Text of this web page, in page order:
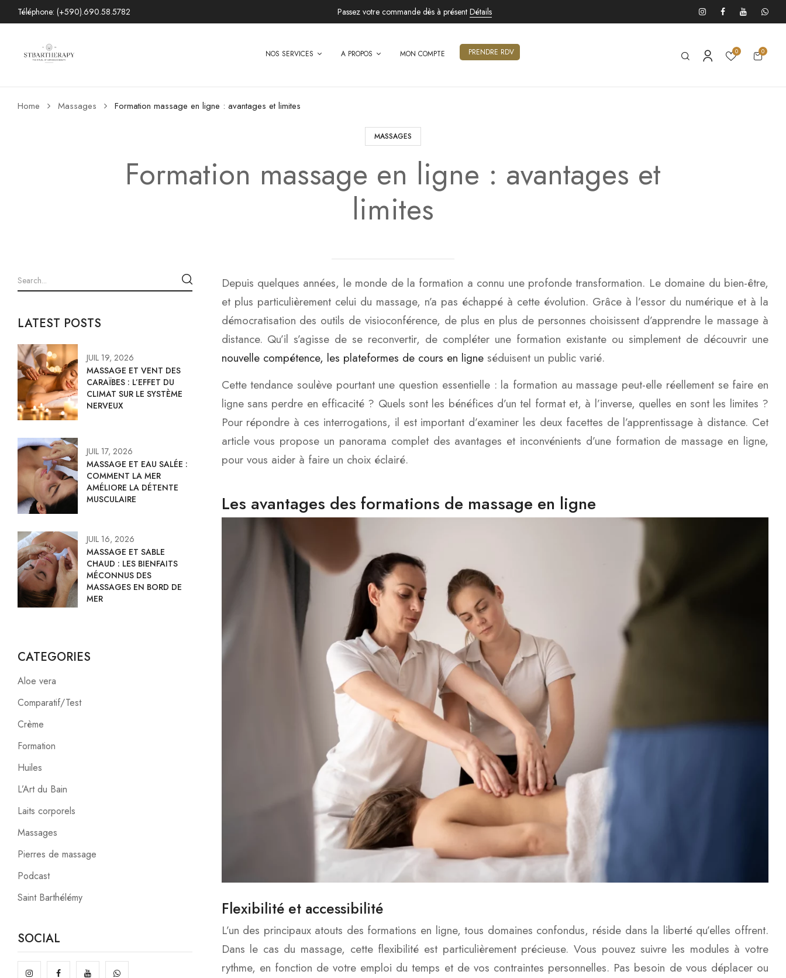
Téléphone: (+590).690.58.5782 Passez votre commande dès à présent Détails
NOS SERVICES A PROPOS MON COMPTE PRENDRE RDV 0 0
Home Massages Formation massage en ligne : avantages et limites
MASSAGES
Formation massage en ligne : avantages et
limites
LATEST POSTS
JUIL 19, 2026
MASSAGE ET VENT DES
CARAÏBES : L’EFFET DU
CLIMAT SUR LE SYSTÈME
NERVEUX
JUIL 17, 2026
MASSAGE ET EAU SALÉE :
COMMENT LA MER
AMÉLIORE LA DÉTENTE
MUSCULAIRE
JUIL 16, 2026
MASSAGE ET SABLE
CHAUD : LES BIENFAITS
MÉCONNUS DES
MASSAGES EN BORD DE
MER
CATEGORIES
Aloe vera
Comparatif/Test
Crème
Formation
Huiles
L’Art du Bain
Laits corporels
Massages
Pierres de massage
Podcast
Saint Barthélémy
SOCIAL
Depuis quelques années, le monde de la formation a connu une profonde transformation. Le domaine du bien-être,
et plus particulièrement celui du massage, n’a pas échappé à cette évolution. Grâce à l’essor du numérique et à la
démocratisation des outils de visioconférence, de plus en plus de personnes choisissent d’apprendre le massage à
distance. Qu’il s’agisse de se reconvertir, de compléter une formation existante ou simplement de découvrir une
nouvelle compétence, les plateformes de cours en ligneséduisent un public varié.
Cette tendance soulève pourtant une question essentielle : la formation au massage peut-elle réellement se faire en
ligne sans perdre en efficacité ? Quels sont les bénéfices d’un tel format et, à l’inverse, quelles en sont les limites ?
Pour répondre à ces interrogations, il est important d’examiner les deux facettes de l’apprentissage à distance. Cet
article vous propose un panorama complet des avantages et inconvénients d’une formation de massage en ligne,
pour vous aider à faire un choix éclairé.
Les avantages des formations de massage en ligne
Flexibilité et accessibilité
L’un des principaux atouts des formations en ligne, tous domaines confondus, réside dans la liberté qu’elles offrent.
Dans le cas du massage, cette flexibilité est particulièrement précieuse. Vous pouvez suivre les modules à votre
rythme, en fonction de votre emploi du temps et de vos contraintes personnelles. Pas besoin de vous déplacer ou